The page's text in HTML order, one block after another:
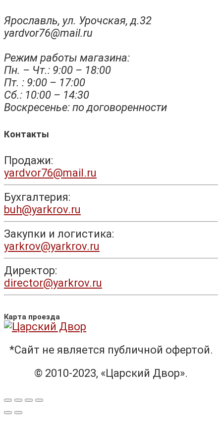
Ярославль, ул. Урочская, д.32
yardvor76@mail.ru
Режим работы магазина:
Пн. – Чт.: 9:00 – 18:00
Пт. : 9:00 – 17:00
Сб.: 10:00 – 14:30
Воскресенье: по договоренности
Контакты
Продажи:
yardvor76@mail.ru
Бухгалтерия:
buh@yarkrov.ru
Закупки и логистика:
yarkrov@yarkrov.ru
Директор:
director@yarkrov.ru
Карта проезда
*Сайт не является публичной офертой.
© 2010-2023, «Царский Двор».